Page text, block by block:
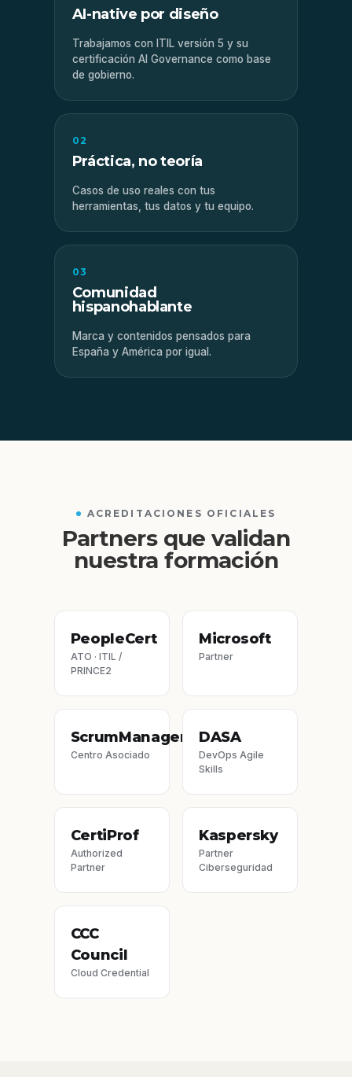
AI-native por diseño
Trabajamos con ITIL versión 5 y su
certificación AI Governance como base
de gobierno.
02
Práctica, no teoría
Casos de uso reales con tus
herramientas, tus datos y tu equipo.
03
Comunidad
hispanohablante
Marca y contenidos pensados para
España y América por igual.
ACREDITACIONES OFICIALES
Partners que validan
nuestra formación
PeopleCert
ATO · ITIL /
PRINCE2
Microsoft
Partner
ScrumManager
Centro Asociado
DASA
DevOps Agile
Skills
CertiProf
Authorized
Partner
Kaspersky
Partner
Ciberseguridad
CCC
Council
Cloud Credential